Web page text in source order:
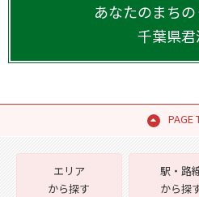
あなたのまち
千葉県
PAGE
エリア
から探す
駅・路
から探